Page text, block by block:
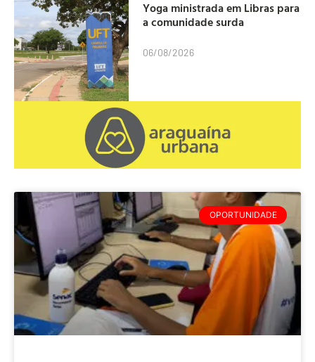
Yoga ministrada em Libras para
a comunidade surda
06/08/2026
OPORTUNIDADE